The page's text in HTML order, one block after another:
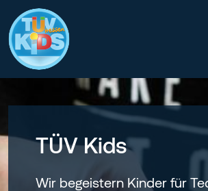
Zum Inhalt wechseln
TÜV Kids
Wir begeistern Kinder für